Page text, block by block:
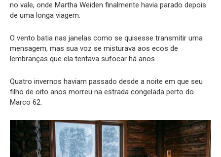
no vale, onde Martha Weiden finalmente havia parado depois
de uma longa viagem.
O vento batia nas janelas como se quisesse transmitir uma
mensagem, mas sua voz se misturava aos ecos de
lembranças que ela tentava sufocar há anos.
Quatro invernos haviam passado desde a noite em que seu
filho de oito anos morreu na estrada congelada perto do
Marco 62.